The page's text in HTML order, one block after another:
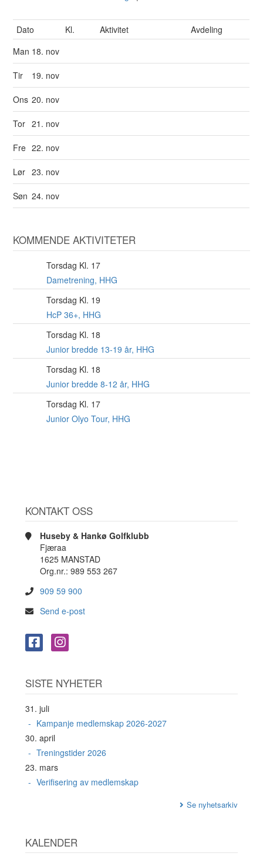
Dato Kl. Aktivitet
Avdeling
Man 18. nov
Tir 19. nov
Ons 20. nov
Tor 21. nov
Fre 22. nov
Lør 23. nov
Søn 24. nov
KOMMENDE AKTIVITETER
Torsdag Kl. 17
Dametrening, HHG
Torsdag Kl. 19
HcP 36+, HHG
Torsdag Kl. 18
Junior bredde 13-19 år, HHG
Torsdag Kl. 18
Junior bredde 8-12 år, HHG
Torsdag Kl. 17
Junior Olyo Tour, HHG
KONTAKT OSS
Huseby & Hankø Golfklubb
Fjæraa
1625 MANSTAD
Org.nr.: 989 553 267
909 59 900
Send e-post
SISTE NYHETER
31. juli
Kampanje medlemskap 2026-2027
30. april
Treningstider 2026
23. mars
Verifisering av medlemskap
Se nyhetsarkiv
KALENDER